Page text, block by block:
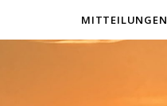
MITTEILUNGEN